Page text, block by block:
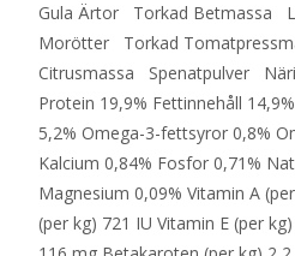
Gula Ärtor Torkad Betmassa
Morötter Torkad
Citrusmassa Spenatpulver
Protein 19,9% Fettinnehåll
5,2% Omega-3-fettsyror 0,8%
Kalcium 0,84% Fosfor 0,71%
Magnesium 0,09% Vitamin A
(per kg) 721 IU Vitamin E (per